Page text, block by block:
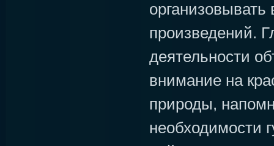
организовывать
произведений.
деятельности
внимание на
природы,
необходимости